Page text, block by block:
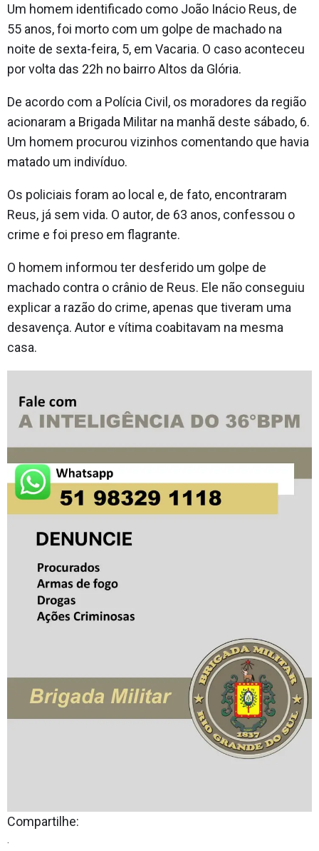
Um homem identificado como João Inácio Reus, de
55 anos, foi morto com um golpe de machado na
noite de sexta-feira, 5, em Vacaria. O caso aconteceu
por volta das 22h no bairro Altos da Glória.
De acordo com a Polícia Civil, os moradores da região
acionaram a Brigada Militar na manhã deste sábado, 6.
Um homem procurou vizinhos comentando que havia
matado um indivíduo.
Os policiais foram ao local e, de fato, encontraram
Reus, já sem vida. O autor, de 63 anos, confessou o
crime e foi preso em flagrante.
O homem informou ter desferido um golpe de
machado contra o crânio de Reus. Ele não conseguiu
explicar a razão do crime, apenas que tiveram uma
desavença. Autor e vítima coabitavam na mesma
casa.
Compartilhe:
.